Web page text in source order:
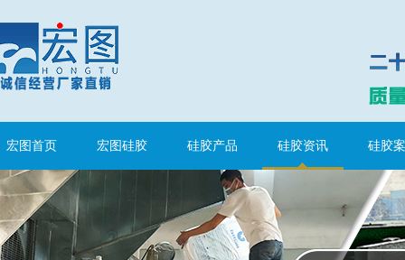
宏图首页 宏图硅胶 硅胶产品 硅胶资讯 硅胶